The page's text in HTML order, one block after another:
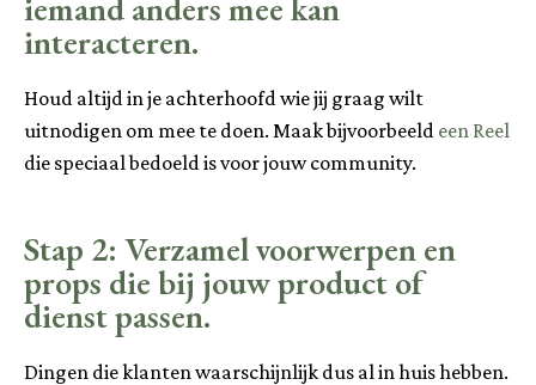
interacteren.
Houd altijd in je achterhoofd wie jij graag wilt
uitnodigen om mee te doen. Maak bijvoorbeeld een Reel
die speciaal bedoeld is voor jouw community.
Stap 2: Verzamel voorwerpen en
props die bij jouw product of
dienst passen.
Dingen die klanten waarschijnlijk dus al in huis hebben.